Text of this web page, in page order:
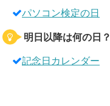
パソコン検定の日
明日以降は何の日？
記念日カレンダー